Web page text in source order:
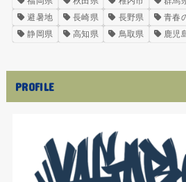
避暑地
長崎県 長野県 青春
静岡県
高知県 鳥取県 鹿児
PROFILE